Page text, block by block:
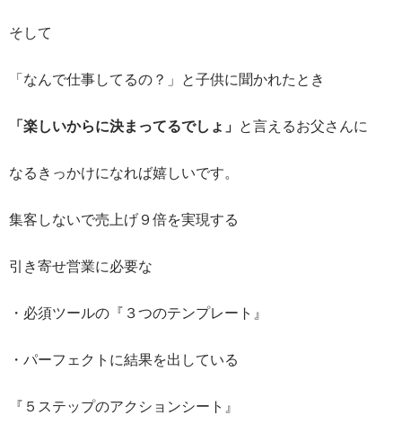
そして
「なんで仕事してるの？」と子供に聞かれたとき
「楽しいからに決まってるでしょ」 と言えるお父さんに
なるきっかけになれば嬉しいです。
集客しないで売上げ９倍を実現する
引き寄せ営業に必要な
・必須ツールの『３つのテンプレート』
・パーフェクトに結果を出している
『５ステップのアクションシート』